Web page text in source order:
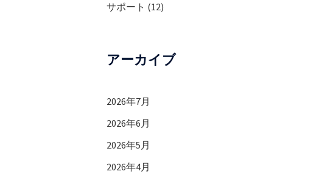
サポート (12)
アーカイブ
2026年7月
2026年6月
2026年5月
2026年4月